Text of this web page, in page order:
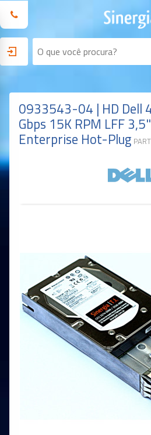
0933543-04 | HD Dell
Gbps 15K RPM LFF
Enterprise Hot-Plug